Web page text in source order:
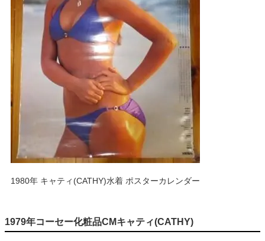
1980年 キャティ(CATHY)水着 ポスターカレンダー
1979年コーセー化粧品CMキャティ(CATHY)